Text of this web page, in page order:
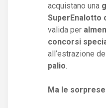
acquistano una
SuperEnalotto
valida per
concorsi
all’estrazione
palio.
Ma le